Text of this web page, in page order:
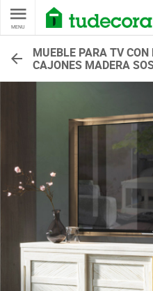
MENU
MUEBLE PARA TV CON
CAJONES MADERA